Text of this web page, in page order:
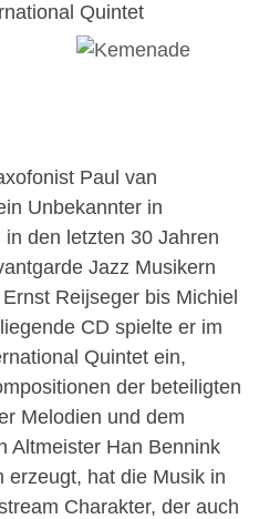
Quintet
Paul van
Unbekannter in
den letzten 30 Jahren
Jazz Musikern
Reijseger bis Michiel
CD spielte er im
Quintet ein,
der beteiligten
Melodien und dem
Altmeister Han Bennink
erzeugt, hat die Musik in
Charakter, der auch